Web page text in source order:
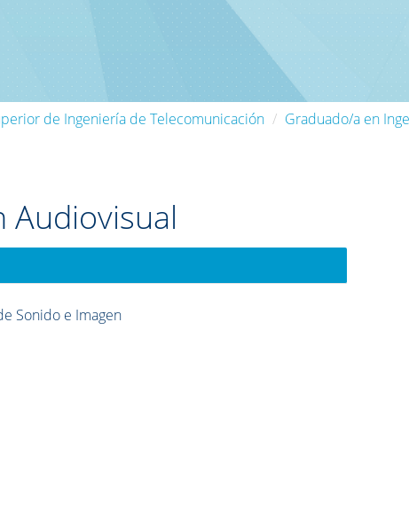
de Ingeniería de Telecomunicación
Graduado/a en
Audiovisual
Sonido e Imagen